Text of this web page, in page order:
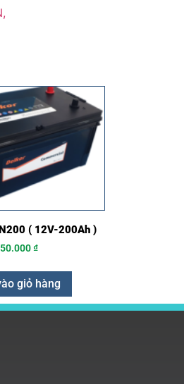
( 12V-200Ah )
₫
giỏ hàng